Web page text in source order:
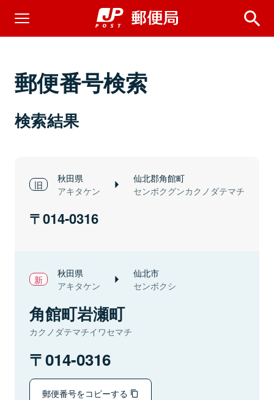
郵便番号検索
検索結果
秋田県
アキタケン
仙北郡角館町
センボクグンカクノダテマチ
014-0316
秋田県
アキタケン
仙北市
センボクシ
角館町岩瀬町
カクノダテマチイワセマチ
014-0316
郵便番号をコピーする